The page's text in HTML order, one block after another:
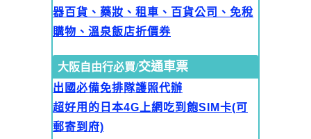
器百貨、藥妝、租車、百貨公司、免稅
購物、溫泉飯店折價券
大阪自由行必買/交通車票
出國必備免排隊護照代辦
超好用的日本4G上網吃到飽SIM卡(可
郵寄到府)